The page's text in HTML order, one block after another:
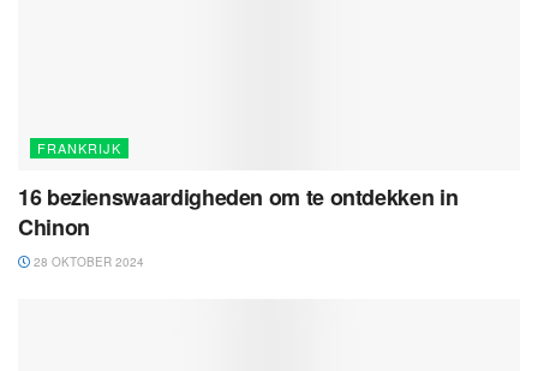
FRANKRIJK
16 bezienswaardigheden om te ontdekken in
Chinon
28 OKTOBER 2024